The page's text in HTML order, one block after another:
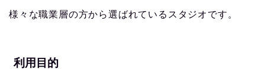
様々な職業層の方から選ばれているスタジオです。
利用目的